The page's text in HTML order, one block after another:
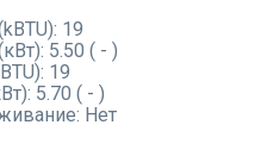
19
5.50 ( - )
19
5.70 ( - )
Нет